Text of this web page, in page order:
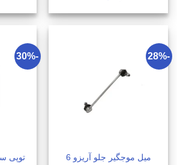
-28%
میل موجگیر جلو آریزو 6
-30%
توپی